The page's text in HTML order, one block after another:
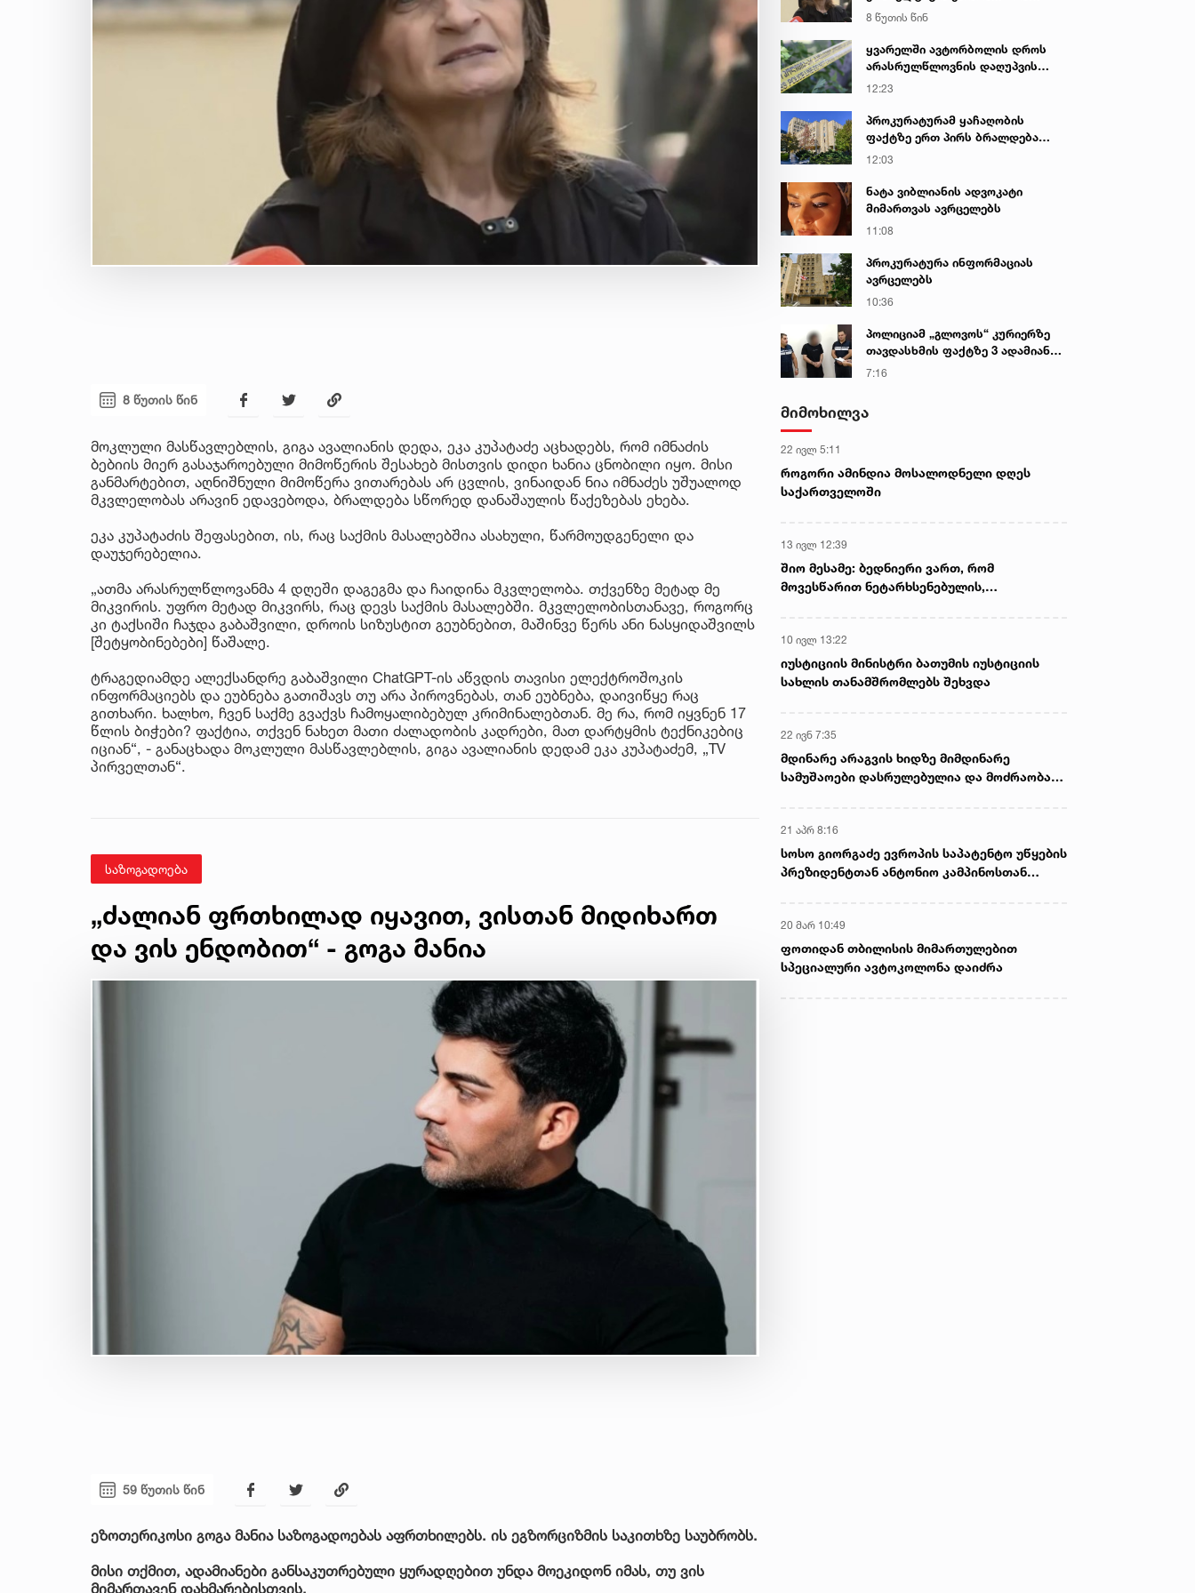
8 წუთის წინ
მოკლული მასწავლებლის, გიგა ავალიანის დედა, ეკა კუპატაძე აცხადებს, რომ იმნაძის
ბებიის მიერ გასაჯაროებული მიმოწერის შესახებ მისთვის დიდი ხანია ცნობილი იყო. მისი
განმარტებით, აღნიშნული მიმოწერა ვითარებას არ ცვლის, ვინაიდან ნია იმნაძეს უშუალოდ
მკვლელობას არავინ ედავებოდა, ბრალდება სწორედ დანაშაულის წაქეზებას ეხება.
ეკა კუპატაძის შეფასებით, ის, რაც საქმის მასალებშია ასახული, წარმოუდგენელი და
დაუჯერებელია.
„ათმა არასრულწლოვანმა 4 დღეში დაგეგმა და ჩაიდინა მკვლელობა. თქვენზე მეტად მე
მიკვირის. უფრო მეტად მიკვირს, რაც დევს საქმის მასალებში. მკვლელობისთანავე, როგორც
კი ტაქსიში ჩაჯდა გაბაშვილი, დროის სიზუსტით გეუბნებით, მაშინვე წერს ანი ნასყიდაშვილს
[შეტყობინებები] წაშალე.
ტრაგედიამდე ალექსანდრე გაბაშვილი ChatGPT-ის აწვდის თავისი ელექტროშოკის
ინფორმაციებს და ეუბნება გათიშავს თუ არა პიროვნებას, თან ეუბნება, დაივიწყე რაც
გითხარი. ხალხო, ჩვენ საქმე გვაქვს ჩამოყალიბებულ კრიმინალებთან. მე რა, რომ იყვნენ 17
წლის ბიჭები? ფაქტია, თქვენ ნახეთ მათი ძალადობის კადრები, მათ დარტყმის ტექნიკებიც
იციან“, - განაცხადა მოკლული მასწავლებლის, გიგა ავალიანის დედამ ეკა კუპატაძემ, „TV
პირველთან“.
საზოგადოება
„ძალიან ფრთხილად იყავით, ვისთან მიდიხართ
და ვის ენდობით“ - გოგა მანია
59 წუთის წინ
ეზოთერიკოსი გოგა მანია საზოგადოებას აფრთხილებს. ის ეგზორციზმის საკითხზე საუბრობს.
მისი თქმით, ადამიანები განსაკუთრებული ყურადღებით უნდა მოეკიდონ იმას, თუ ვის
მიმართავენ დახმარებისთვის.
დეტალებს ასაჯაროებს
მოკლული მასწავლებლის დედა
8 წუთის წინ
ყვარელში ავტორბოლის დროს
არასრულწლოვნის დაღუპვის
საქმეზე პროკურატურამ 2 პირს
დროისთვის ცნობილი
12:23
პროკურატურამ ყაჩაღობის
ფაქტზე ერთ პირს ბრალდება
წარუდგინა
12:03
ნატა ვიბლიანის ადვოკატი
მიმართვას ავრცელებს
11:08
პროკურატურა ინფორმაციას
ავრცელებს
10:36
პოლიციამ „გლოვოს“ კურიერზე
თავდასხმის ფაქტზე 3 ადამიანი
დააკავა
7:16
მიმოხილვა
22 ივლ 5:11
როგორი ამინდია მოსალოდნელი დღეს
საქართველოში
13 ივლ 12:39
შიო მესამე: ბედნიერი ვართ, რომ
მოვესწარით ნეტარხსენებულის,
10 ივლ 13:22
იუსტიციის მინისტრი ბათუმის იუსტიციის
სახლის თანამშრომლებს შეხვდა
22 ივნ 7:35
მდინარე არაგვის ხიდზე მიმდინარე
სამუშაოები დასრულებულია და მოძრაობა
21 აპრ 8:16
სოსო გიორგაძე ევროპის საპატენტო უწყების
პრეზიდენტთან ანტონიო კამპინოსთან
20 მარ 10:49
ფოთიდან თბილისის მიმართულებით
სპეციალური ავტოკოლონა დაიძრა